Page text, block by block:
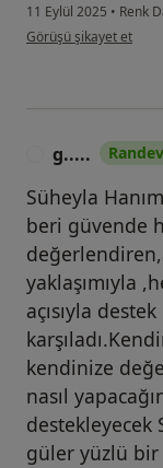
11 Eylül 2025 • Renk
kullanıcının görüşüne
Görüşü şikayet et
g.....
Süheyla
beri güvende
yaklaşımıyla
açısıyla
kendinize
nasıl
destekleyecek
güler yüzlü bir